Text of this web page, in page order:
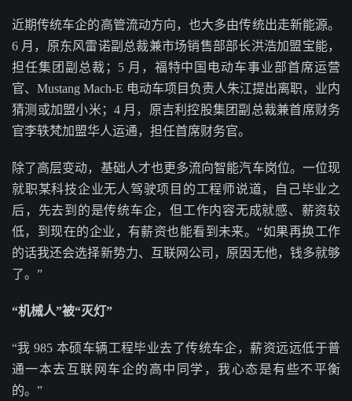
近期传统车企的高管流动方向，也大多由传统出走新能源。
6 月，原东风雷诺副总裁兼市场销售部部长洪浩加盟宝能，
担任集团副总裁；5 月，福特中国电动车事业部首席运营
官、Mustang Mach-E 电动车项目负责人朱江提出离职，业内
猜测或加盟小米；4 月，原吉利控股集团副总裁兼首席财务
官李轶梵加盟华人运通，担任首席财务官。
除了高层变动，基础人才也更多流向智能汽车岗位。一位现
就职某科技企业无人驾驶项目的工程师说道，自己毕业之
后，先去到的是传统车企，但工作内容无成就感、薪资较
低，到现在的企业，有薪资也能看到未来。“如果再换工作
的话我还会选择新势力、互联网公司，原因无他，钱多就够
了。”
“机械人”被“灭灯”
“我 985 本硕车辆工程毕业去了传统车企，薪资远远低于普
通一本去互联网车企的高中同学，我心态是有些不平衡
的。”